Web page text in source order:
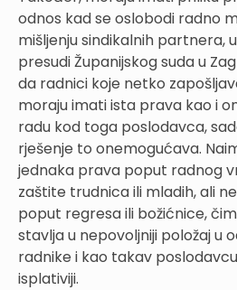
odnos kad se oslobodi radno
mišljenju sindikalnih partnera,
presudi Županijskog suda u
da radnici koje netko
moraju imati ista prava kao i
radu kod toga poslodavca,
rješenje to onemogućava.
jednaka prava poput radnog
zaštite trudnica ili mladih, ali
poput regresa ili božićnice,
stavlja u nepovoljniji položaj u
radnike i kao takav
isplativiji.